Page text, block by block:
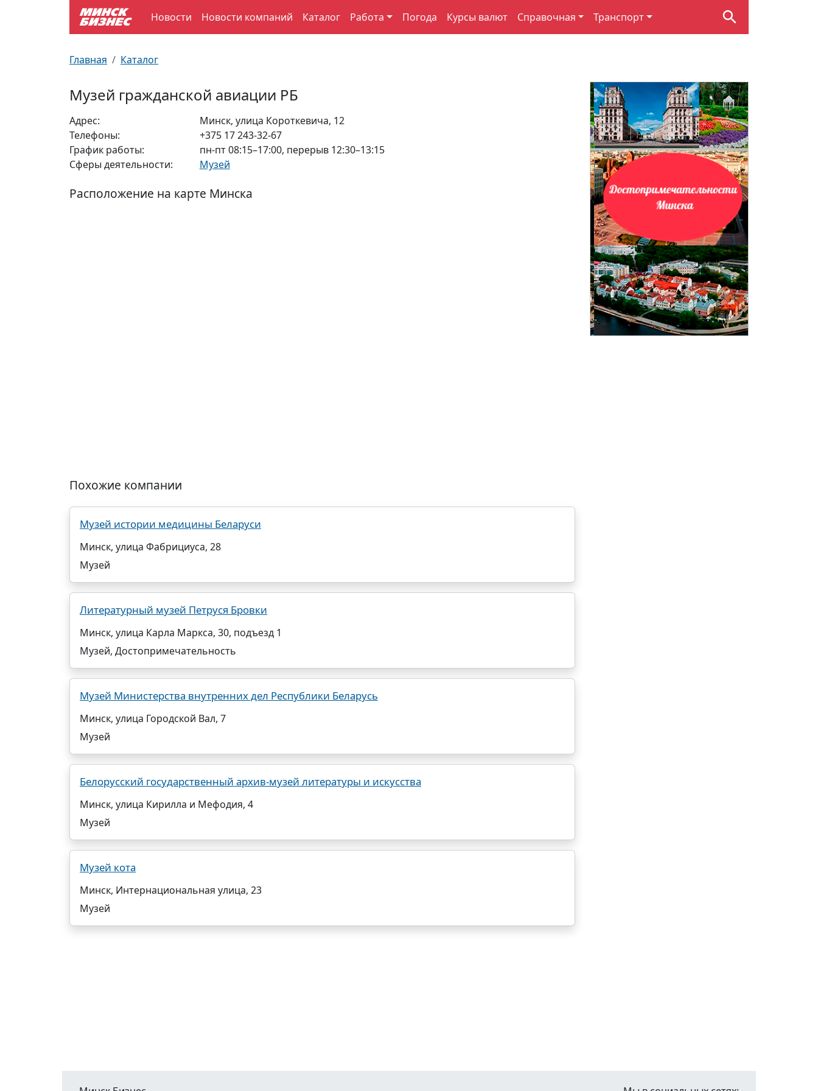
Новости Новости компаний Каталог Работа Погода Курсы валют Справочная Транспорт
Главная Каталог
Музей гражданской авиации РБ
Адрес:
Минск, улица Короткевича, 12
Телефоны:
+375 17 243-32-67
График работы:
пн-пт 08:15–17:00, перерыв 12:30–13:15
Сферы деятельности:
Музей
Расположение на карте Минска
Похожие компании
Музей истории медицины Беларуси
Минск, улица Фабрициуса, 28
Музей
Литературный музей Петруся Бровки
Минск, улица Карла Маркса, 30, подъезд 1
Музей, Достопримечательность
Музей Министерства внутренних дел Республики Беларусь
Минск, улица Городской Вал, 7
Музей
Белорусский государственный архив-музей литературы и искусства
Минск, улица Кирилла и Мефодия, 4
Музей
Музей кота
Минск, Интернациональная улица, 23
Музей
Улицы Минска
Производственный календарь
Документы для ЗАГСа
Пробки на дорогах